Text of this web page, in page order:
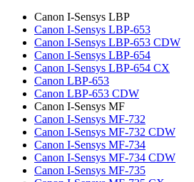
Canon I-Sensys LBP
Canon I-Sensys LBP-653
Canon I-Sensys LBP-653 CDW
Canon I-Sensys LBP-654
Canon I-Sensys LBP-654 CX
Canon LBP-653
Canon LBP-653 CDW
Canon I-Sensys MF
Canon I-Sensys MF-732
Canon I-Sensys MF-732 CDW
Canon I-Sensys MF-734
Canon I-Sensys MF-734 CDW
Canon I-Sensys MF-735